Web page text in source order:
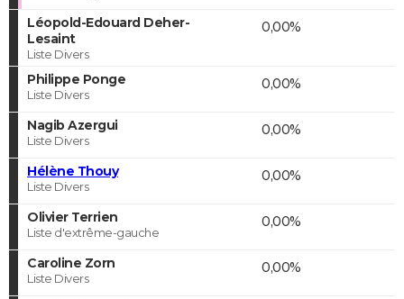
Léopold-Edouard Deher-
Lesaint
Liste Divers
0,00%
Philippe Ponge
Liste Divers
0,00%
Nagib Azergui
Liste Divers
0,00%
Hélène Thouy
Liste Divers
0,00%
Olivier Terrien
Liste d'extrême-gauche
0,00%
Caroline Zorn
Liste Divers
0,00%